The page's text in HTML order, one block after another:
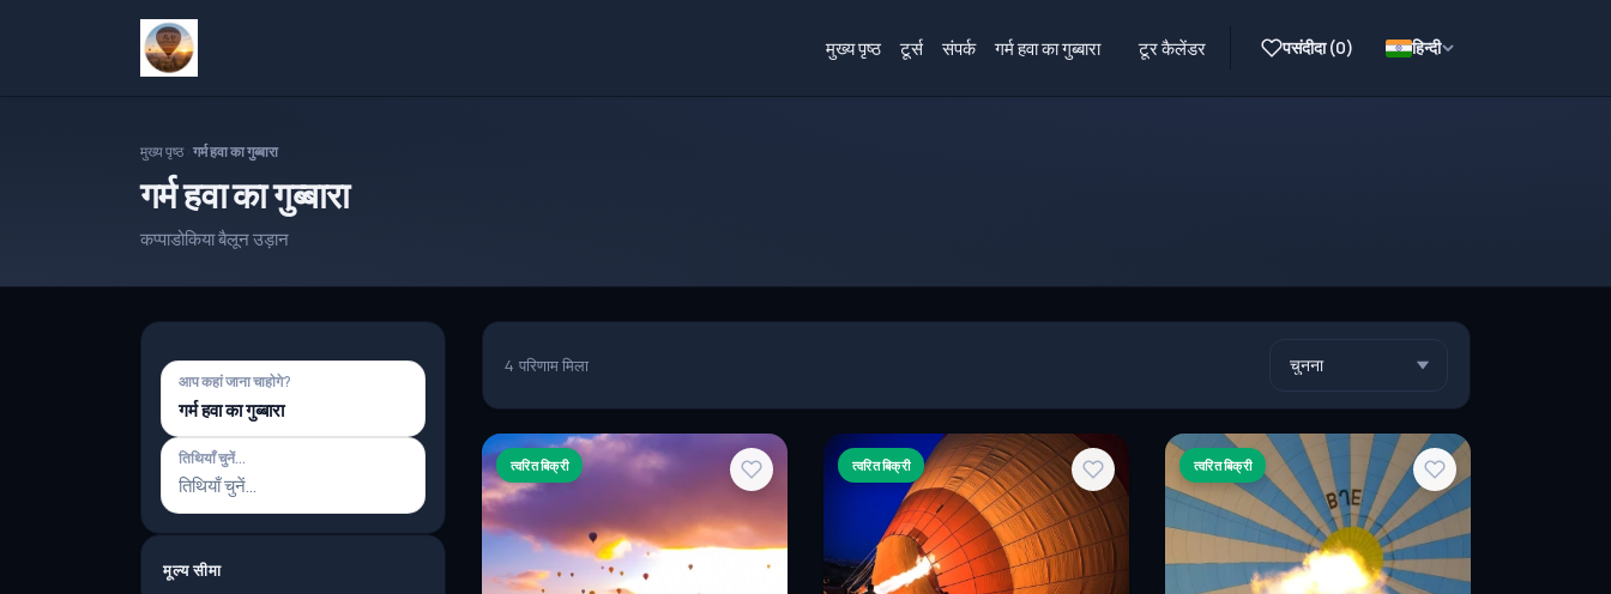
मुख्य पृष्ठ टूर्स संपर्क गर्म हवा का गुब्बारा टूर कैलेंडर पसंदीदा (0) हिन्दी
मुख्य पृष्ठ गर्म हवा का गुब्बारा
गर्म हवा का गुब्बारा
कप्पाडोकिया बैलून उड़ान
आप कहां जाना चाहाेगे?
गर्म हवा का गुब्बारा
तिथियाँ चुनें...
मूल्य सीमा
4 परिणाम मिला
त्वरित बिक्री त्वरित बिक्री त्वरित बिक्री